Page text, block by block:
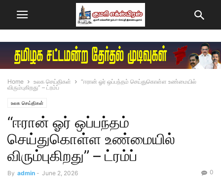
Home உலக செய்திகள்
“ஈரான் ஓர் ஒப்பந்தம் செய்துகொள்ள உண்மையில்
விரும்புகிறது” – ட்ரம்ப்
உலக செய்திகள்
“ஈரான் ஓர் ஒப்பந்தம்
செய்துகொள்ள உண்மையில்
விரும்புகிறது” – ட்ரம்ப்
By admin - June 2, 2026 0